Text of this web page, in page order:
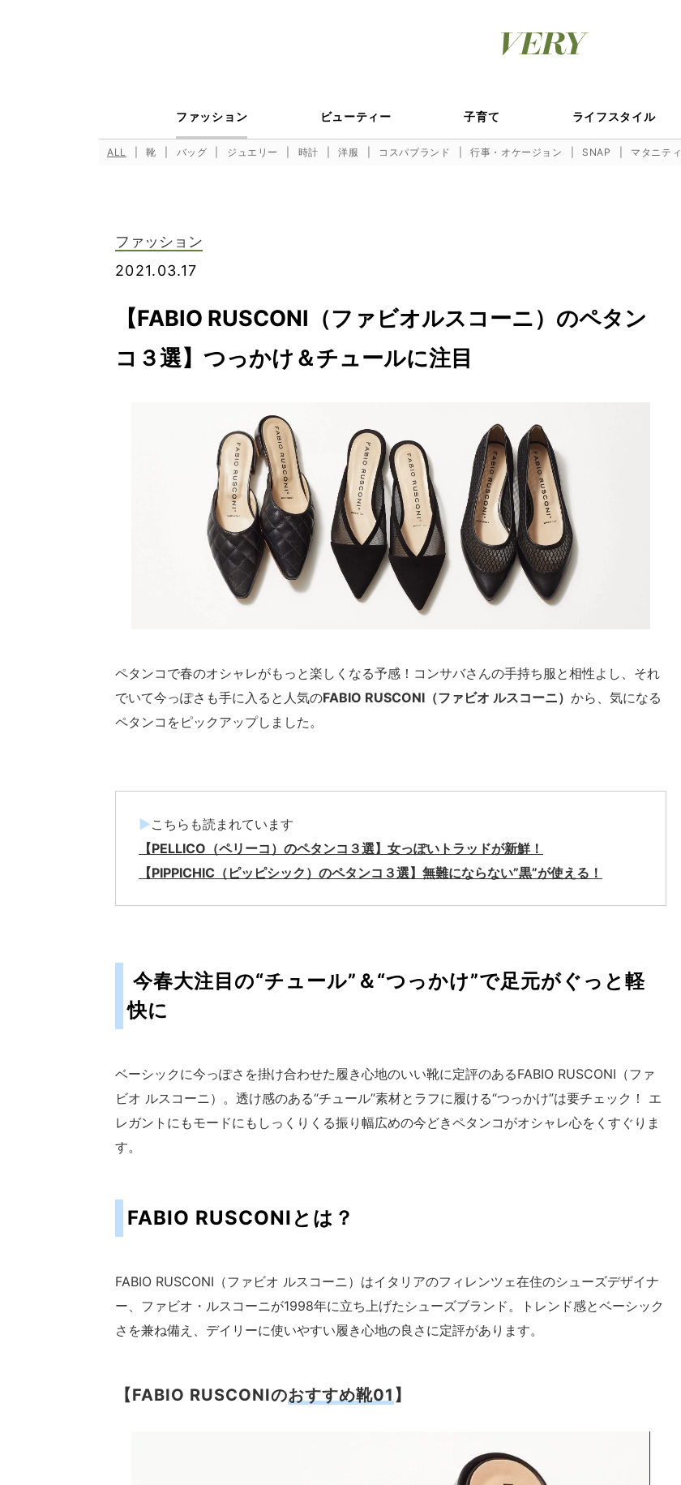
ファッション ビューティー 子育て ライフスタイル
ALL 靴 バッグ ジュエリー 時計 洋服 コスパブランド 行事・オケージョン SNAP マタニティ
ファッション
2021.03.17
【FABIO RUSCONI（ファビオルスコーニ）のペタン
コ３選】つっかけ＆チュールに注目
ペタンコで春のオシャレがもっと楽しくなる予感！コンサバさんの手持ち服と相性よし、それ
でいて今っぽさも手に入ると人気のFABIO RUSCONI（ファビオ ルスコーニ） から、気になる
ペタンコをピックアップしました。
▶こちらも読まれています
【PELLICO（ペリーコ）のペタンコ３選】女っぽいトラッドが新鮮！
【PIPPICHIC（ピッピシック）のペタンコ３選】無難にならない”黒”が使える！
今春大注目の“チュール”＆“つっかけ”で足元がぐっと軽
快に
ベーシックに今っぽさを掛け合わせた履き心地のいい靴に定評のあるFABIO RUSCONI（ファ
ビオ ルスコーニ）。透け感のある“チュール”素材とラフに履ける“つっかけ”は要チェック！ エ
レガントにもモードにもしっくりくる振り幅広めの今どきペタンコがオシャレ心をくすぐりま
す。
FABIO RUSCONIとは？
FABIO RUSCONI（ファビオ ルスコーニ）はイタリアのフィレンツェ在住のシューズデザイナ
ー、ファビオ・ルスコーニが1998年に立ち上げたシューズブランド。トレンド感とベーシック
さを兼ね備え、デイリーに使いやすい履き心地の良さに定評があります。
【FABIO RUSCONIのおすすめ靴01 】